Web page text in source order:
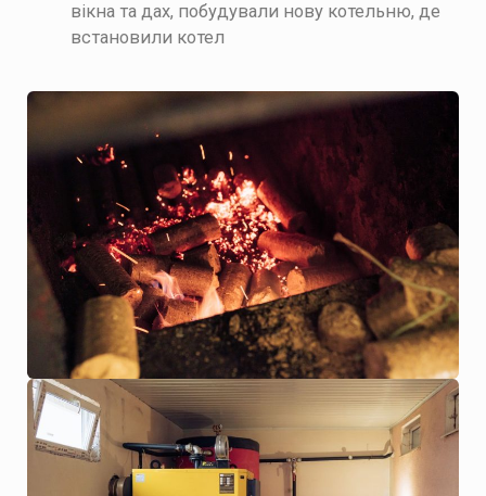
вікна та дах, побудували нову котельню, де
встановили котел